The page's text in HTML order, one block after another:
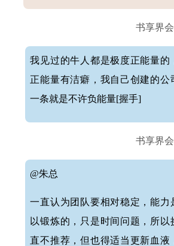
书享界
我见过的牛人都是极度正能量的
正能量有洁癖，我自己创建的公
一条就是不许负能量[握手]
书享界
@朱总
一直认为团队要相对稳定，能力
以锻炼的，只是时间问题，所以
直不推荐，但也得适当更新血液